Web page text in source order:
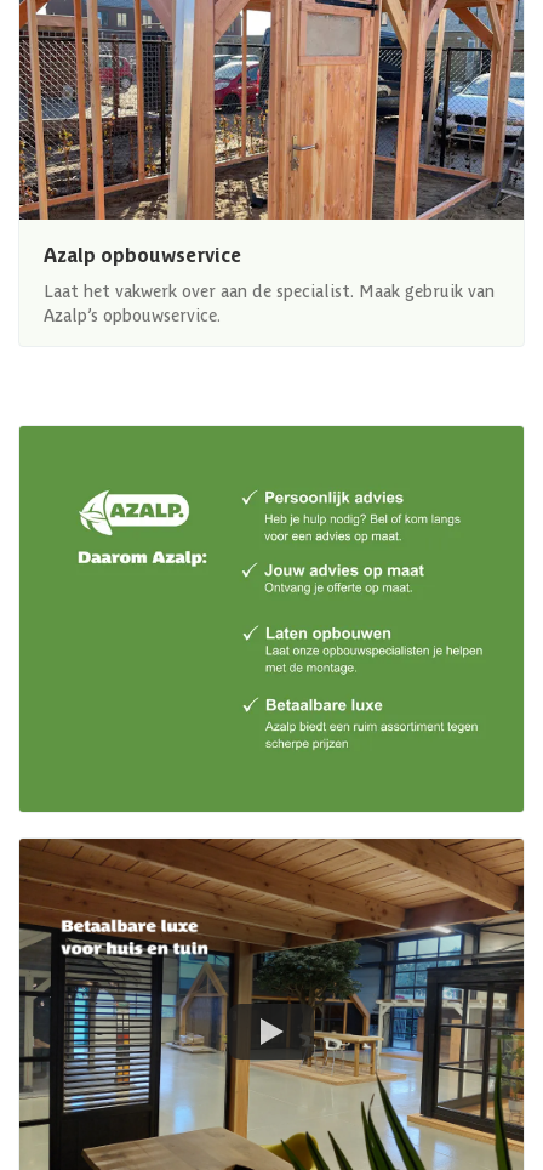
Azalp opbouwservice
Laat het vakwerk over aan de specialist. Maak gebruik van
Azalp’s opbouwservice.